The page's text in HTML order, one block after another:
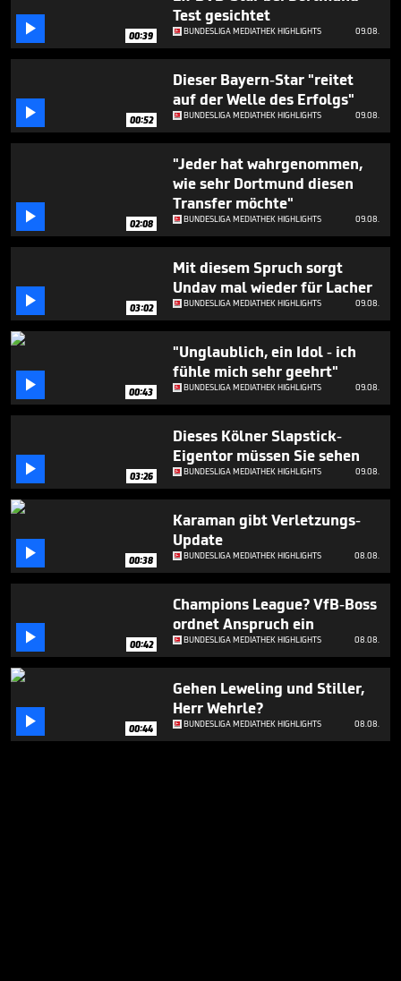
seconds
 00:39
Test gesichtet
BUNDESLIGA MEDIATHEK HIGHLIGHTS 09.08.
 00:52
Dieser Bayern-Star "reitet
auf der Welle des Erfolgs"
BUNDESLIGA MEDIATHEK HIGHLIGHTS 09.08.
 02:08
"Jeder hat wahrgenommen,
wie sehr Dortmund diesen
Transfer möchte"
BUNDESLIGA MEDIATHEK HIGHLIGHTS 09.08.
 03:02
Mit diesem Spruch sorgt
Undav mal wieder für Lacher
BUNDESLIGA MEDIATHEK HIGHLIGHTS 09.08.
 00:43
"Unglaublich, ein Idol - ich
fühle mich sehr geehrt"
BUNDESLIGA MEDIATHEK HIGHLIGHTS 09.08.
 03:26
Dieses Kölner Slapstick-
Eigentor müssen Sie sehen
BUNDESLIGA MEDIATHEK HIGHLIGHTS 09.08.
 00:38
Karaman gibt Verletzungs-
Update
BUNDESLIGA MEDIATHEK HIGHLIGHTS 08.08.
 00:42
Champions League? VfB-Boss
ordnet Anspruch ein
BUNDESLIGA MEDIATHEK HIGHLIGHTS 08.08.
 00:44
Gehen Leweling und Stiller,
Herr Wehrle?
BUNDESLIGA MEDIATHEK HIGHLIGHTS 08.08.